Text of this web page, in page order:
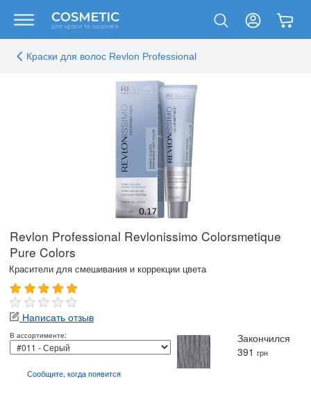
Краски для волос Revlon Professional
Revlon Professional Revlonissimo Colorsmetique
Pure Colors
Красители для смешивания и коррекции цвета
Написать отзыв
В ассортименте:
Закончился
391 грн
Сообщите, когдапоявится